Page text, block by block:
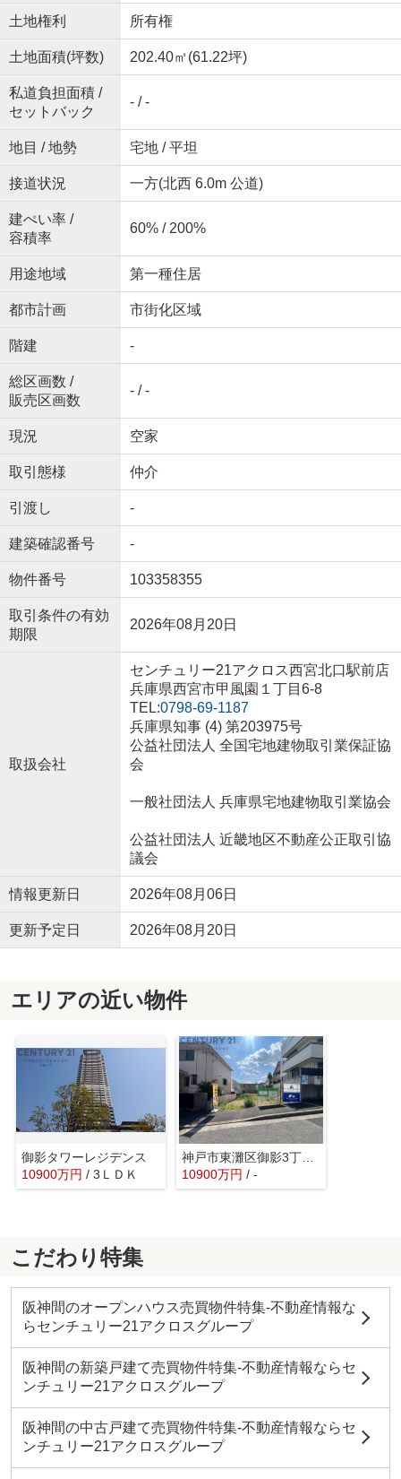
土地権利 所有権
土地面積(坪数) 202.40㎡(61.22坪)
私道負担面積 /
セットバック
- / -
地目 / 地勢 宅地 / 平坦
接道状況 一方(北西 6.0m 公道)
建ぺい率 /
容積率
60% / 200%
用途地域 第一種住居
都市計画 市街化区域
階建 -
総区画数 /
販売区画数
- / -
現況 空家
取引態様 仲介
引渡し -
建築確認番号 -
物件番号 103358355
取引条件の有効
期限
2026年08月20日
取扱会社
センチュリー21アクロス西宮北口駅前店
兵庫県西宮市甲風園１丁目6-8
TEL:0798-69-1187
兵庫県知事 (4) 第203975号
公益社団法人 全国宅地建物取引業保証協
会
一般社団法人 兵庫県宅地建物取引業協会
公益社団法人 近畿地区不動産公正取引協
議会
情報更新日 2026年08月06日
更新予定日 2026年08月20日
エリアの近い物件
御影タワーレジデンス
10900万円 / 3ＬＤＫ
神戸市東灘区御影3丁目売り土地
10900万円/ -
こだわり特集
阪神間のオープンハウス売買物件特集-不動産情報な
らセンチュリー21アクロスグループ
阪神間の新築戸建て売買物件特集-不動産情報ならセ
ンチュリー21アクロスグループ
阪神間の中古戸建て売買物件特集-不動産情報ならセ
ンチュリー21アクロスグループ